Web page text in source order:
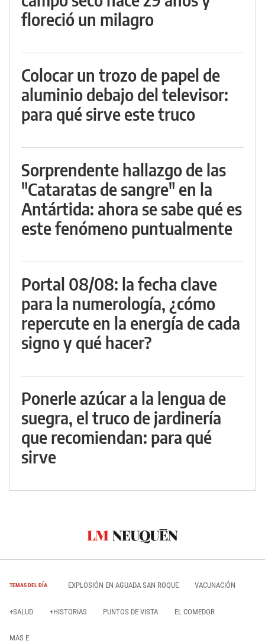
floreció un milagro
Colocar un trozo de papel de
aluminio debajo del televisor:
para qué sirve este truco
Sorprendente hallazgo de las
"Cataratas de sangre" en la
Antártida: ahora se sabe qué es
este fenómeno puntualmente
Portal 08/08: la fecha clave
para la numerología, ¿cómo
repercute en la energía de cada
signo y qué hacer?
Ponerle azúcar a la lengua de
suegra, el truco de jardinería
que recomiendan: para qué
sirve
TEMAS DEL DÍA EXPLOSIÓN EN AGUADA SAN ROQUE VACUNACIÓN
+SALUD +HISTORIAS PUNTOS DE VISTA EL COMEDOR
MAS E